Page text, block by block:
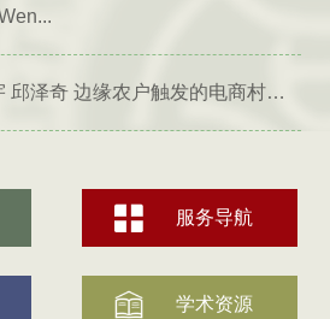
乔天宇 邱泽奇 边缘农户触发的电商村形成
服务导航
学术资源